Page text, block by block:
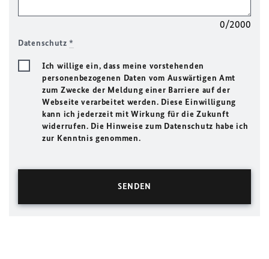
0/2000
Datenschutz*
Ich willige ein, dass meine vorstehenden
personenbezogenen Daten vom Auswärtigen Amt
zum Zwecke der Meldung einer Barriere auf der
Webseite verarbeitet werden. Diese Einwilligung
kann ich jederzeit mit Wirkung für die Zukunft
widerrufen. Die Hinweise zum Datenschutz habe ich
zur Kenntnis genommen.